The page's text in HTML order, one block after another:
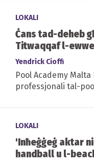
LOKALI
Ċans tad-deheb
Titwaqqaf l-
Yendrick Cioffi
Pool Academy
professjonali tal-
LOKALI
'Inħeġġeġ aktar
handball u l-